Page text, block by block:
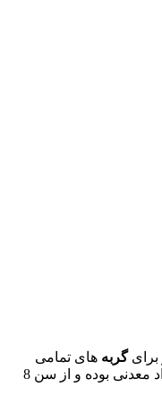
برایگربه های تمامی
نژادها تولید شده، غنی از ویتامین ها و مواد معدنی بوده و از سن 8